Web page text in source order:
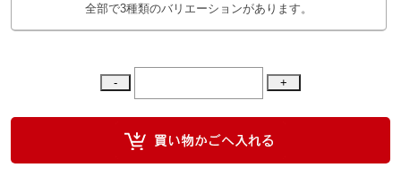
全部で3種類のバリエーションがあります。